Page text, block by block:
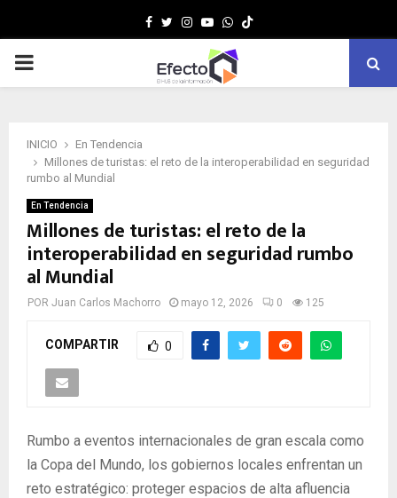
Facebook
TwitterInstagram
YoutubeWhatsapp
MENÚ
INICIO
En Tendencia
Millones de turistas: el reto de la interoperabilidad en seguridad
rumbo al Mundial
En Tendencia
Millones de turistas: el reto de la
interoperabilidad en seguridad rumbo
al Mundial
POR Juan Carlos Machorro mayo 12, 2026 0 125
COMPARTIR 0
Rumbo a eventos internacionales de gran escala como
la Copa del Mundo, los gobiernos locales enfrentan un
reto estratégico: proteger espacios de alta afluencia